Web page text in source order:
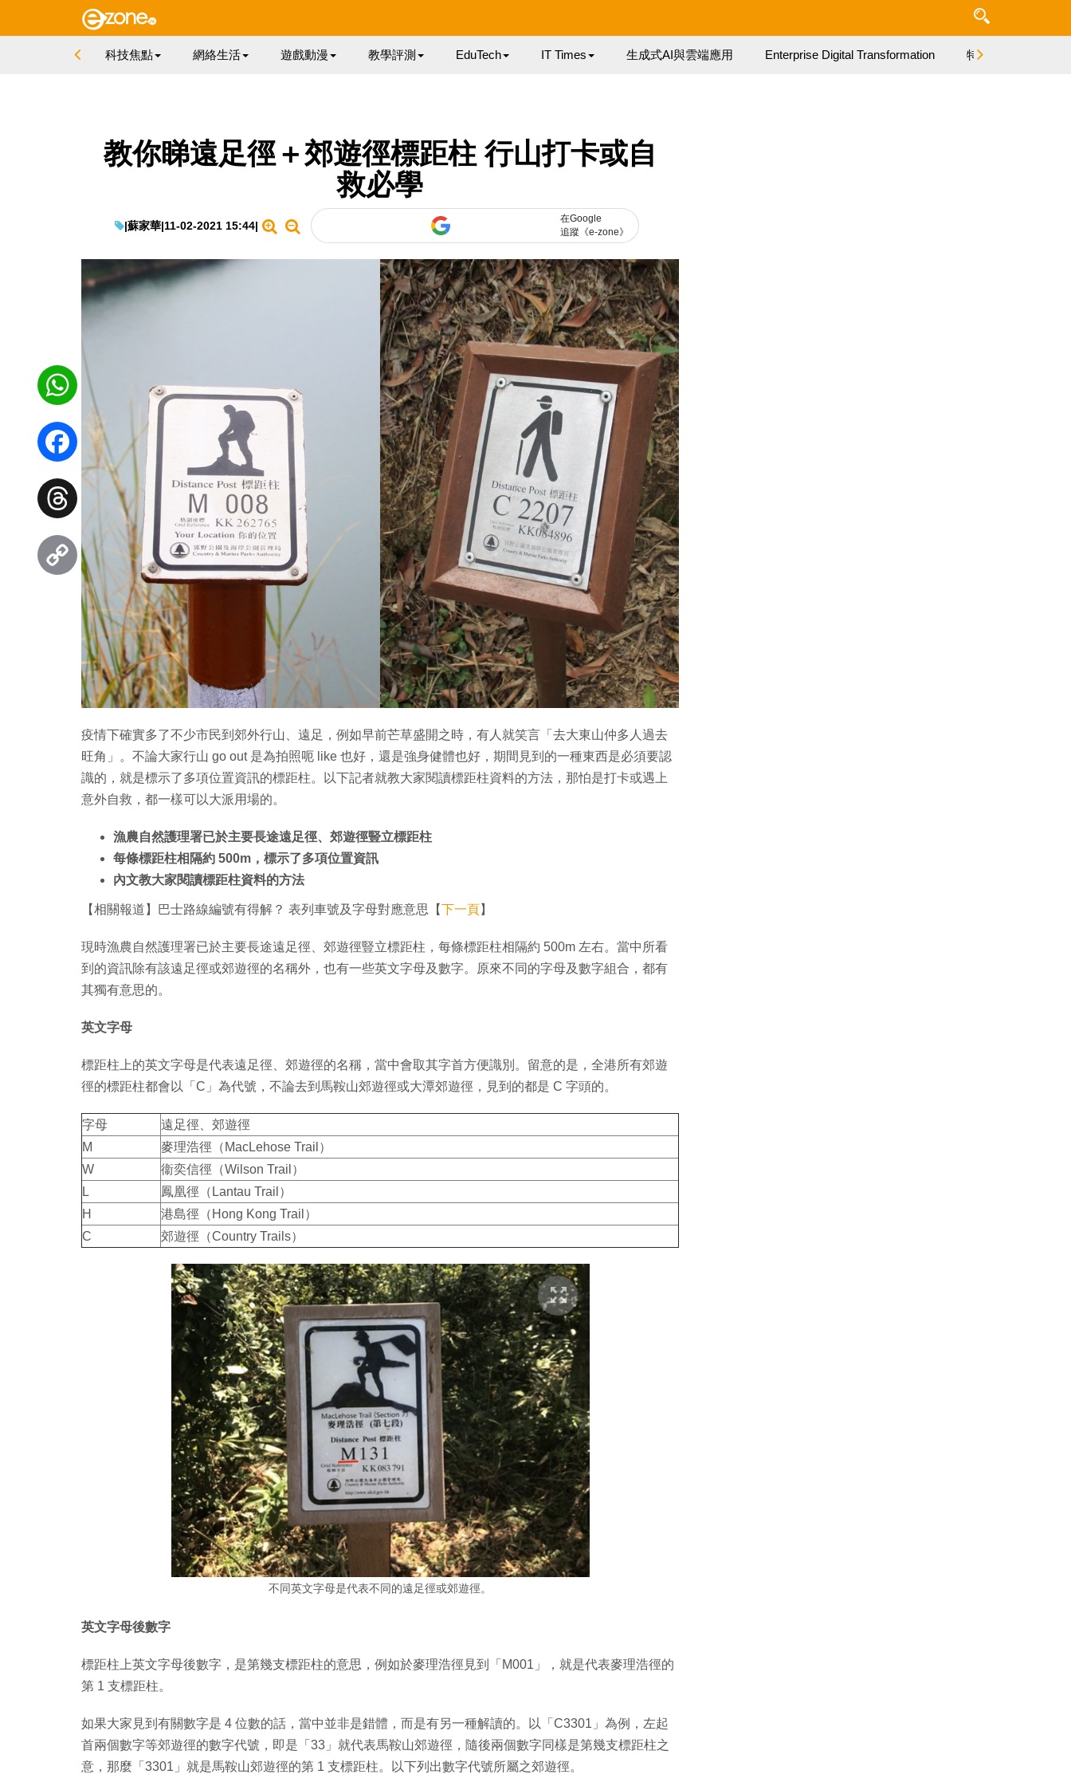
科技焦點 網絡生活 遊戲動漫 教學評測 EduTech IT Times 生成式AI與雲端應用 Enterprise Digital Transformation 特集
教你睇遠足徑＋郊遊徑標距柱 行山打卡或自
救必學
|蘇家華|11-02-2021 15:44|
在Google
追蹤《e-zone》
疫情下確實多了不少市民到郊外行山、遠足，例如早前芒草盛開之時，有人就笑言「去大東山仲多人過去
旺角」。不論大家行山 go out 是為拍照呃 like 也好，還是強身健體也好，期間見到的一種東西是必須要認
識的，就是標示了多項位置資訊的標距柱。以下記者就教大家閱讀標距柱資料的方法，那怕是打卡或遇上
意外自救，都一樣可以大派用場的。
漁農自然護理署已於主要長途遠足徑、郊遊徑豎立標距柱
每條標距柱相隔約 500m，標示了多項位置資訊
內文教大家閱讀標距柱資料的方法
【相關報道】巴士路線編號有得解？ 表列車號及字母對應意思【下一頁】
現時漁農自然護理署已於主要長途遠足徑、郊遊徑豎立標距柱，每條標距柱相隔約 500m 左右。當中所看
到的資訊除有該遠足徑或郊遊徑的名稱外，也有一些英文字母及數字。原來不同的字母及數字組合，都有
其獨有意思的。
英文字母
標距柱上的英文字母是代表遠足徑、郊遊徑的名稱，當中會取其字首方便識別。留意的是，全港所有郊遊
徑的標距柱都會以「C」為代號，不論去到馬鞍山郊遊徑或大潭郊遊徑，見到的都是 C 字頭的。
字母
遠足徑、郊遊徑
M
麥理浩徑（MacLehose Trail）
W
衞奕信徑（Wilson Trail）
L
鳳凰徑（Lantau Trail）
H
港島徑（Hong Kong Trail）
C
郊遊徑（Country Trails）
不同英文字母是代表不同的遠足徑或郊遊徑。
英文字母後數字
標距柱上英文字母後數字，是第幾支標距柱的意思，例如於麥理浩徑見到「M001」，就是代表麥理浩徑的
第 1 支標距柱。
如果大家見到有關數字是 4 位數的話，當中並非是錯體，而是有另一種解讀的。以「C3301」為例，左起
首兩個數字等郊遊徑的數字代號，即是「33」就代表馬鞍山郊遊徑，隨後兩個數字同樣是第幾支標距柱之
意，那麼「3301」就是馬鞍山郊遊徑的第 1 支標距柱。以下列出數字代號所屬之郊遊徑。
WhatsApp
Facebook
Threads
Copy
Link